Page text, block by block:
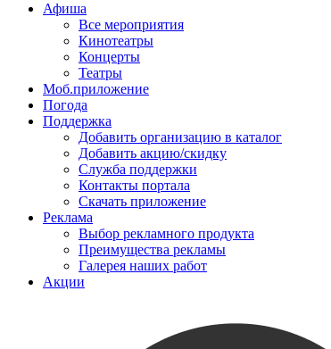
Афиша
Все мероприятия
Кинотеатры
Концерты
Театры
Моб.приложение
Погода
Поддержка
Добавить организацию в каталог
Добавить акцию/скидку
Служба поддержки
Контакты портала
Скачать приложение
Реклама
Выбор рекламного продукта
Преимущества рекламы
Галерея наших работ
Акции